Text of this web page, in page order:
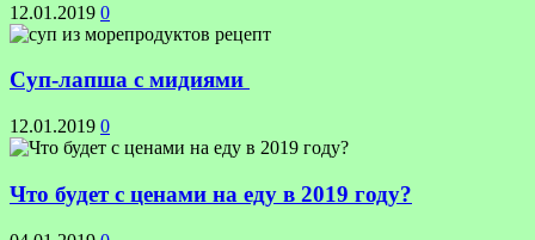
12.01.2019 0
Суп-лапша с мидиями
12.01.2019 0
Что будет с ценами на еду в 2019 году?